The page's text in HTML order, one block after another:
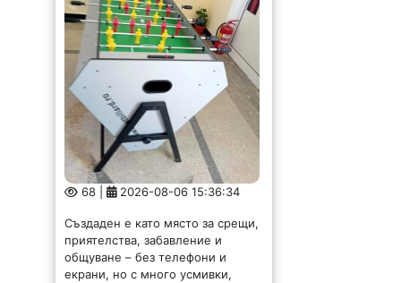
68 | 2026-08-06 15:36:34
Създаден е като място за срещи,
приятелства, забавление и
общуване – без телефони и
екрани, но с много усмивки,